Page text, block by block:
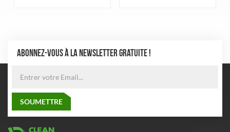
cylindre adopte le processus
les performances de sécurité
ABONNEZ-VOUS À LA NEWSLETTER GRATUITE !